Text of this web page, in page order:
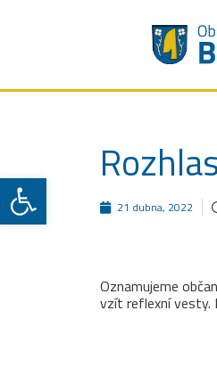
Open toolbar
21 dubna, 2022
Oznamujeme
vzít reflexní vesty.